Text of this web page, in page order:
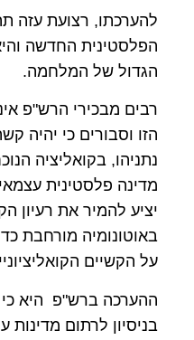
להערכתו, רצועת עזה
הפלסטינית החדשה
הגדול של המלחמה.
רבים מבכירי הרש"פ
הזו וסבורים כי יהיה
נתניהו, בקואליציה
מדינה פלסטינית
יציע להמיר את רעיון
באוטונומיה מורחבת
על הקשיים
ההערכה ברש"פ היא
בניסיון לרתום מדינות